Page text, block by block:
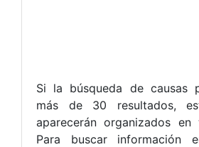
Si la búsqueda de causas
más de 30 resultados,
aparecerán organizados en
Para buscar información